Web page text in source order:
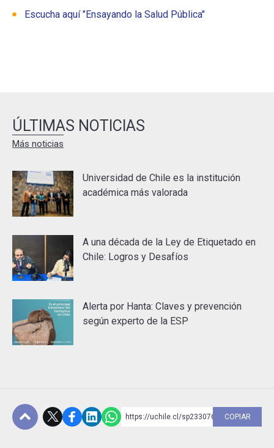
Escucha aquí "Ensayando la Salud Pública"
ÚLTIMAS NOTICIAS
Más noticias
Universidad de Chile es la institución
académica más valorada
A una década de la Ley de Etiquetado en
Chile: Logros y Desafíos
Alerta por Hanta: Claves y prevención
según experto de la ESP
https://uchile.cl/sp233076 COPIAR